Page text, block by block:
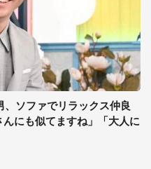
ソファでリラックス仲良
にも似てますね」「大人に